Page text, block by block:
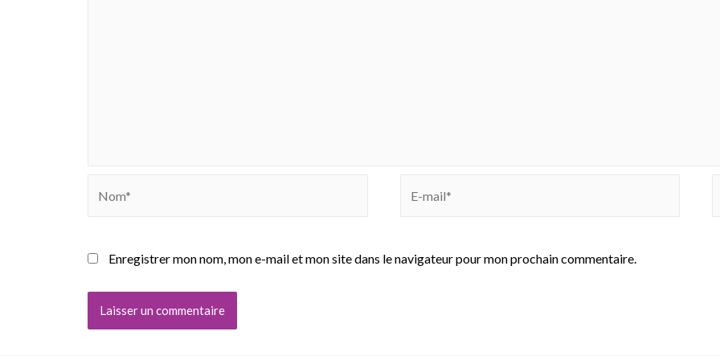
mail*
Enregistrer mon nom, mon e-mail et mon site dans le navigateur pour mon prochain commentaire.